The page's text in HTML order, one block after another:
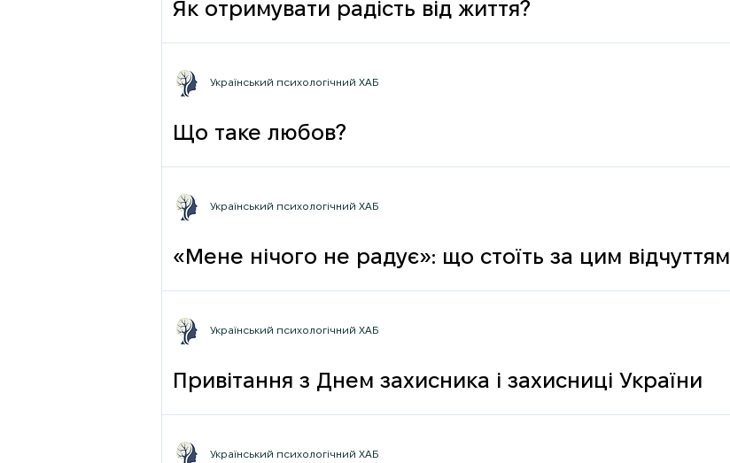
Як отримувати радість від життя?
Що таке любов?
Український психологічний ХАБ
«Мене нічого не радує»: що стоїть за цим відчуттям
Український психологічний ХАБ
Привітання з Днем захисника і захисниці України
Український психологічний ХАБ
Український психологічний ХАБ